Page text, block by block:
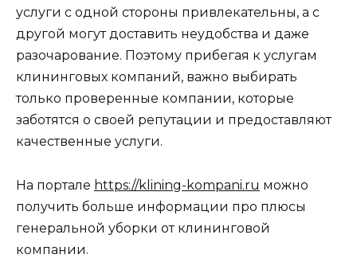
услуги с одной стороны привлекательны, а с
другой могут доставить неудобства и даже
разочарование. Поэтому прибегая к услугам
клининговых компаний, важно выбирать
только проверенные компании, которые
заботятся о своей репутации и предоставляют
качественные услуги.
На портале https://klining-kompani.ru можно
получить больше информации про плюсы
генеральной уборки от клининговой
компании.